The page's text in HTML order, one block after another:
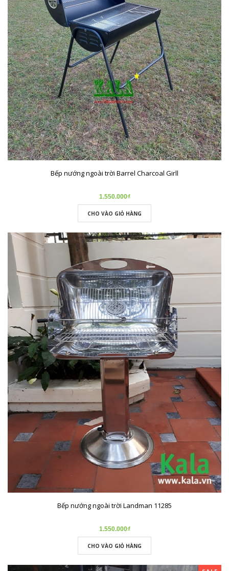
Bếp nướng ngoài trời Barrel Charcoal Girll
1.550.000₫
CHO VÀO GIỎ HÀNG
Bếp nướng ngoài trời Landman 11285
1.550.000₫
CHO VÀO GIỎ HÀNG